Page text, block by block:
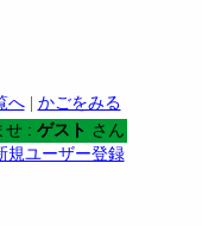
へ| かごをみる
せ : ゲスト さん
規ユーザー登録